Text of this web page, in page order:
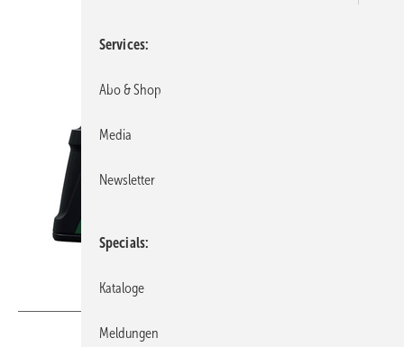
Services
Abo & Shop
Media
Newsletter
Specials
Kataloge
Meldungen